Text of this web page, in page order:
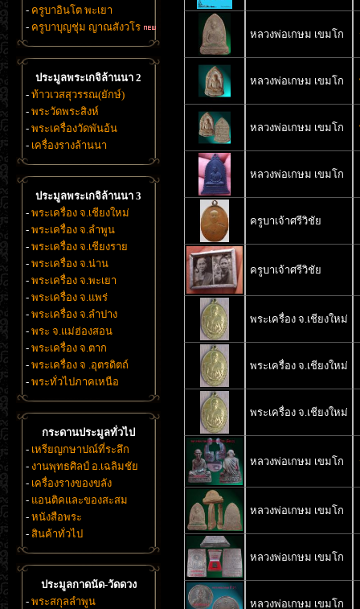
- ครูบาอินโต พะเยา
- ครูบาบุญชุ่ม ญาณสังวโร
ประมูลพระเกจิล้านนา 2
- ท้าวเวสสุวรรณ(ยักษ์)
- พระวัดพระสิงห์
- พระเครื่องวัดพันอ้น
- เครื่องรางล้านนา
ประมูลพระเกจิล้านนา 3
- พระเครื่อง จ.เชียงใหม่
- พระเครื่อง จ.ลำพูน
- พระเครื่อง จ.เชียงราย
- พระเครื่อง จ.น่าน
- พระเครื่อง จ.พะเยา
- พระเครื่อง จ.แพร่
- พระเครื่อง จ.ลำปาง
- พระ จ.แม่ฮ่องสอน
- พระเครื่อง จ.ตาก
- พระเครื่อง จ .อุตรดิตถ์
- พระทั่วไปภาคเหนือ
กระดานประมูลทั่วไป
- เหรียญกษาปณ์ที่ระลึก
- งานพุทธศิลป์ อ.เฉลิมชัย
- เครื่องรางของขลัง
- แอนติคและของสะสม
- หนังสือพระ
- สินค้าทั่วไป
ประมูลกาดนัด-วัดดวง
- พระสกุลลำพูน
หลวงพ่อเกษม เขมโก
หลวงพ่อเกษม เขมโก
หลวงพ่อเกษม เขมโก
หลวงพ่อเกษม เขมโก
ครูบาเจ้าศรีวิชัย
ครูบาเจ้าศรีวิชัย
พระเครื่อง จ.เชียงใหม่
พระเครื่อง จ.เชียงใหม่
พระเครื่อง จ.เชียงใหม่
หลวงพ่อเกษม เขมโก
หลวงพ่อเกษม เขมโก
หลวงพ่อเกษม เขมโก
หลวงพ่อเกษม เขมโก